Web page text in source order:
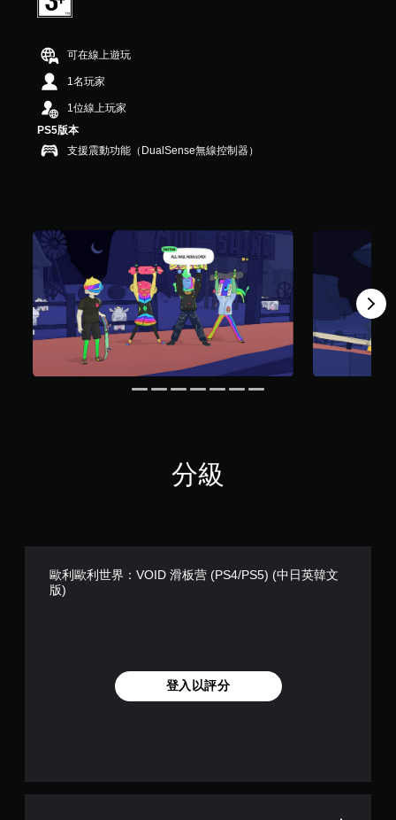
顆
，
共
5
則
評
分
可在線上遊玩
1名玩家
1位線上玩家
PS5版本
支援震動功能（DualSense無線控制器）
分級
歐利歐利世界：VOID 滑板营 (PS4/PS5) (中日英韓文
版)
登入以評分